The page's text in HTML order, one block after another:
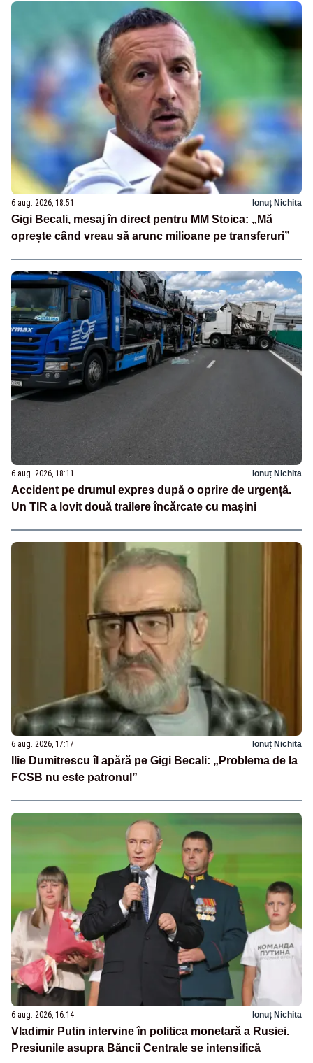
6 aug. 2026, 18:51 Ionuț Nichita
Gigi Becali, mesaj în direct pentru MM Stoica: „Mă
oprește când vreau să arunc milioane pe transferuri”
6 aug. 2026, 18:11 Ionuț Nichita
Accident pe drumul expres după o oprire de urgență.
Un TIR a lovit două trailere încărcate cu mașini
6 aug. 2026, 17:17 Ionuț Nichita
Ilie Dumitrescu îl apără pe Gigi Becali: „Problema de la
FCSB nu este patronul”
6 aug. 2026, 16:14 Ionuț Nichita
Vladimir Putin intervine în politica monetară a Rusiei.
Presiunile asupra Băncii Centrale se intensifică